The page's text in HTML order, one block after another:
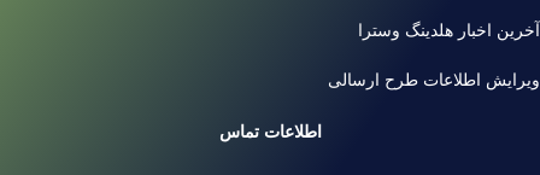
آخرین اخبار هلدینگ وسترا
ویرایش اطلاعات طرح ارسالی
اطلاعات تماس